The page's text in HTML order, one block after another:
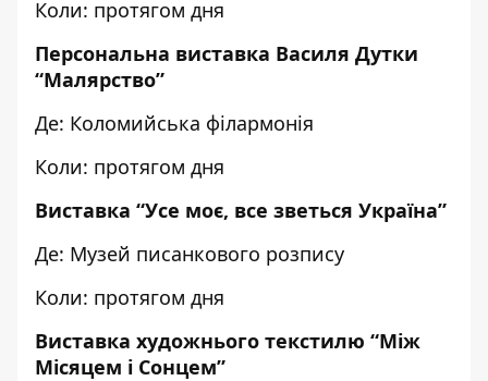
Коли: протягом дня
Персональна виставка Василя Дутки
“Малярство”
Де: Коломийська філармонія
Коли: протягом дня
Виставка “Усе моє, все зветься Україна”
Де: Музей писанкового розпису
Коли: протягом дня
Виставка художнього текстилю “Між
Місяцем і Сонцем”